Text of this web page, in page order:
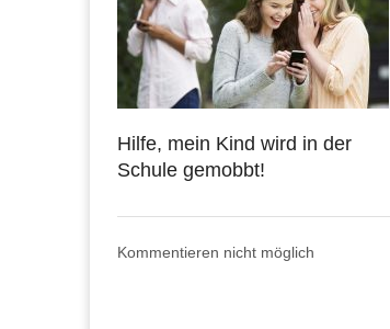
Hilfe, mein Kind wird in der
Schule gemobbt!
Kommentieren nicht möglich